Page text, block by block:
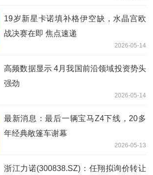
19岁新星卡诺填补格伊空缺，水晶宫欧
战决赛在即 焦点速递
2026-05-14
高频数据显示 4月我国前沿领域投资势头
强劲
2026-05-14
最新消息：最后一辆宝马Z4下线，20多
年经典敞篷车谢幕
2026-05-13
浙江力诺(300838.SZ)：任翔拟询价转让